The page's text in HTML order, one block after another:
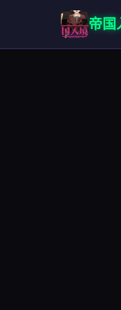
帝国